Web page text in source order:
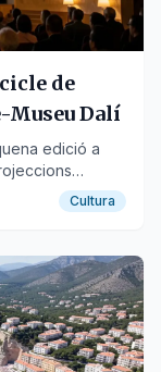
de
Museu Dalí
edició a
Cultura